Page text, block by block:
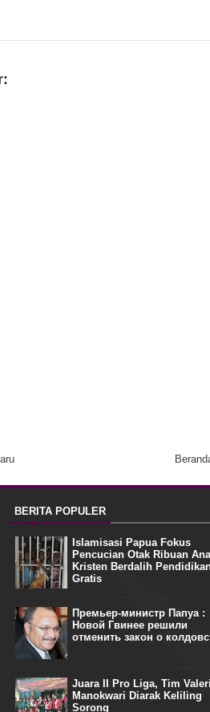
BERITA POPULER
Islamisasi Papua Fokus
Pencucian Otak Ribuan
Kristen Berdalih
Gratis
Премьер-министр Папуа :
Новой Гвинее решили
отменить закон о
Juara II Pro Liga, Tim
Manokwari Diarak Keliling
Sorong